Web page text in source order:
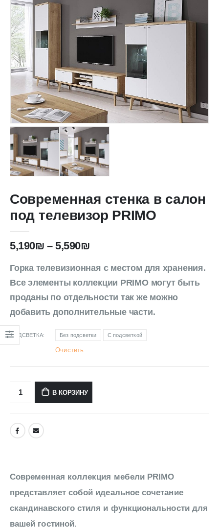
Современная стенка в салон
под телевизор PRIMO
5,190₪ –5,590₪
Горка телевизионная с местом для хранения.
Все элементы коллекции PRIMO могут быть
проданы по отдельности так же можно
добавить дополнительные части.
ПОДСВЕТКА Без подсветки С подсветкой
Очистить
В КОРЗИНУ
Современная коллекция мебели PRIMO
представляет собой идеальное сочетание
скандинавского стиля и функциональности для
вашей гостиной.